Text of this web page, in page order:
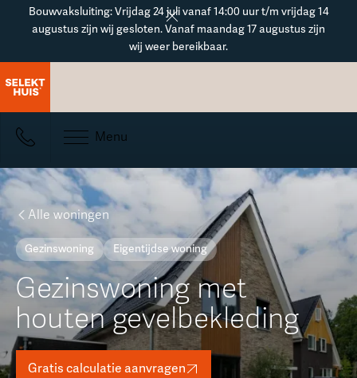
Button Text
Bouwvaksluiting: Vrijdag 24 juli vanaf 14:00 uur t/m vrijdag 14
augustus zijn wij gesloten. Vanaf maandag 17 augustus zijn
wij weer bereikbaar.
Menu
Alle woningen
Gezinswoning Eigentijdse woning
Gezinswoning met
houten gevelbekleding
Gratis calculatie aanvragen